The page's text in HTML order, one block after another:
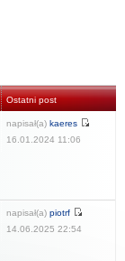
Ostatni post
napisał(a) kaeres
16.01.2024 11:06
napisał(a) piotrf
14.06.2025 22:54